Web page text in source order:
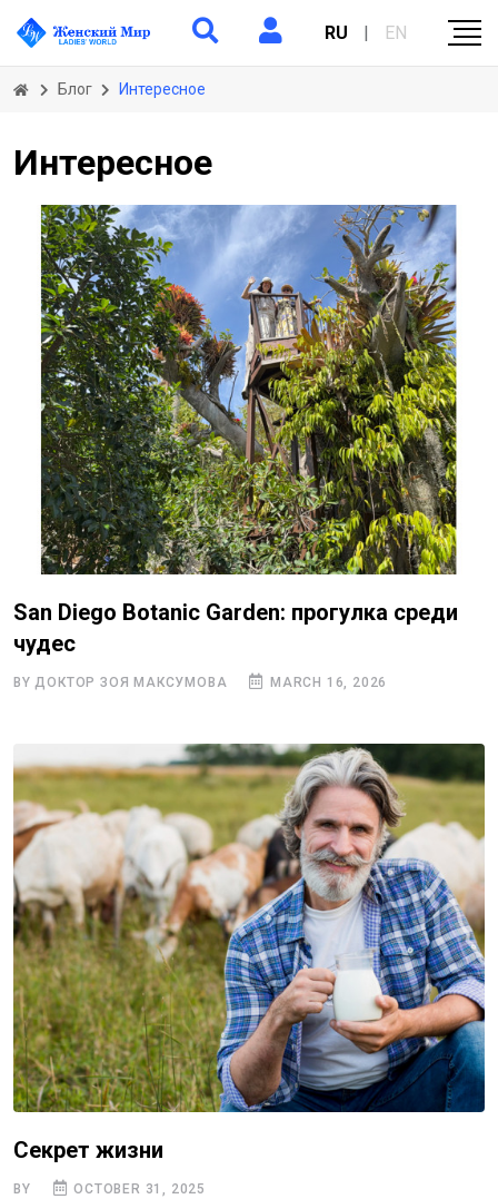
RU | EN
Блог Интересное
Интересное
San Diego Botanic Garden: прогулка среди
чудес
BY ДОКТОР ЗОЯ МАКСУМОВА MARCH 16, 2026
Секрет жизни
BY OCTOBER 31, 2025